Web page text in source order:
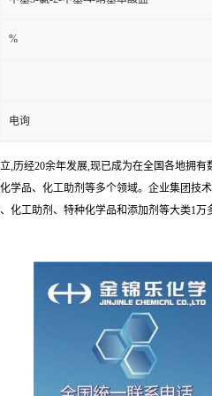
%
电询
,历经20余年发展,现已成为在全国各地拥
学品、化工助剂等多个领域。企业集团
化工助剂、特种化学品和添加剂等大类1